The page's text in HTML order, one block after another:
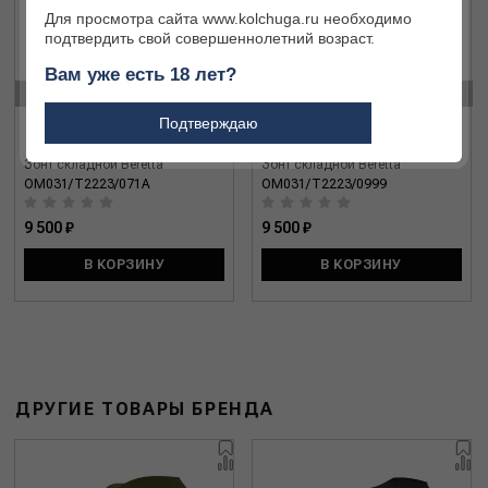
Зонт складной Beretta
OM031/T2223/071A
9 500 ₽
В КОРЗИНУ
Зонт складной Beretta
OM031/T2223/0999
9 500 ₽
В КОРЗИНУ
ДРУГИЕ ТОВАРЫ БРЕНДА
Для просмотра сайта www.kolchuga.ru необходимо
подтвердить свой совершеннолетний возраст.
Вам уже есть 18 лет?
Подтверждаю